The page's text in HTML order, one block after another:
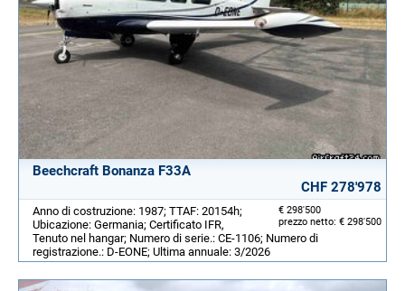
Beechcraft Bonanza F33A
CHF 278'978
€ 298'500
prezzo netto: € 298'500
Anno di costruzione: 1987; TTAF: 20154h;
Ubicazione: Germania; Certificato IFR,
Tenuto nel hangar; Numero di serie.: CE-1106; Numero di
registrazione.: D-EONE; Ultima annuale: 3/2026